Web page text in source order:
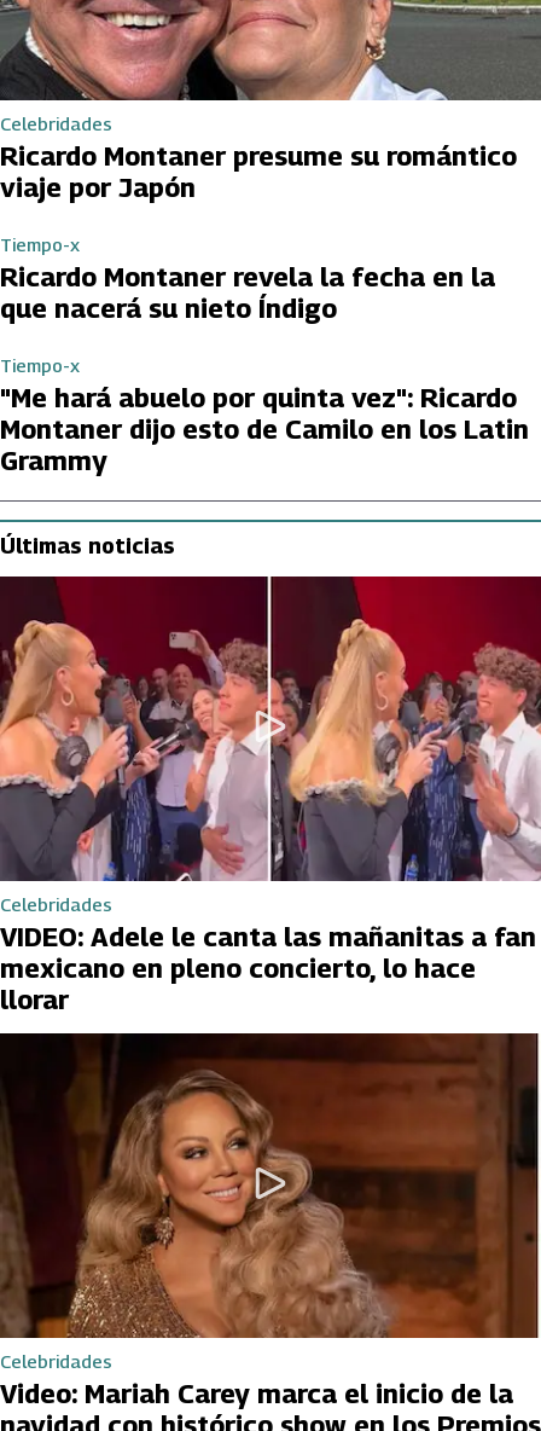
Celebridades
Ricardo Montaner presume su romántico
viaje por Japón
Tiempo-x
Ricardo Montaner revela la fecha en la
que nacerá su nieto Índigo
Tiempo-x
"Me hará abuelo por quinta vez": Ricardo
Montaner dijo esto de Camilo en los Latin
Grammy
Últimas noticias
Celebridades
VIDEO: Adele le canta las mañanitas a fan
mexicano en pleno concierto, lo hace
llorar
Celebridades
Video: Mariah Carey marca el inicio de la